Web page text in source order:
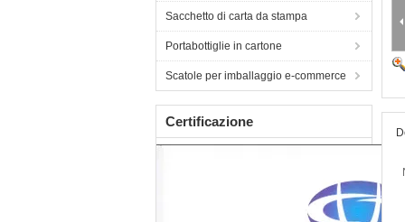
Sacchetto di carta da stampa
Portabottiglie in cartone
Scatole per imballaggio e-commerce
Certificazione